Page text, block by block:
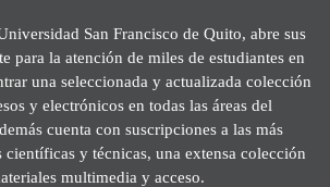
San Francisco de Quito, abre sus
para la atención de miles de estudiantes en
una seleccionada y actualizada colección
y electrónicos en todas las áreas del
cuenta con suscripciones a las más
científicas y técnicas, una extensa colección
multimedia y acceso.